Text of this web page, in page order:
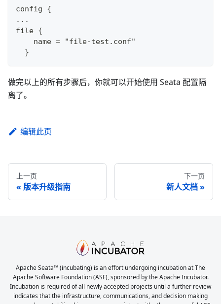
config {
...
file {
    name = "file-test.conf"
  }
做完以上的所有步骤后，你就可以开始使用 Seata 配置隔
离了。
编辑此页
上一页
版本升级指南
下一页
新人文档
Apache Seata™ (incubating) is an effort undergoing incubation at The
Apache Software Foundation (ASF), sponsored by the Apache Incubator.
Incubation is required of all newly accepted projects until a further review
indicates that the infrastructure, communications, and decision making